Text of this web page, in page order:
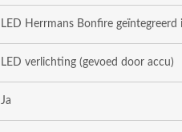
LED Herrmans Bonfire
LED verlichting (gevoed door accu)
Ja